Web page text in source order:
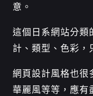
意。
這個日系網站分類
計、類型、色彩，
網頁設計風格也很
華麗風等等，應有